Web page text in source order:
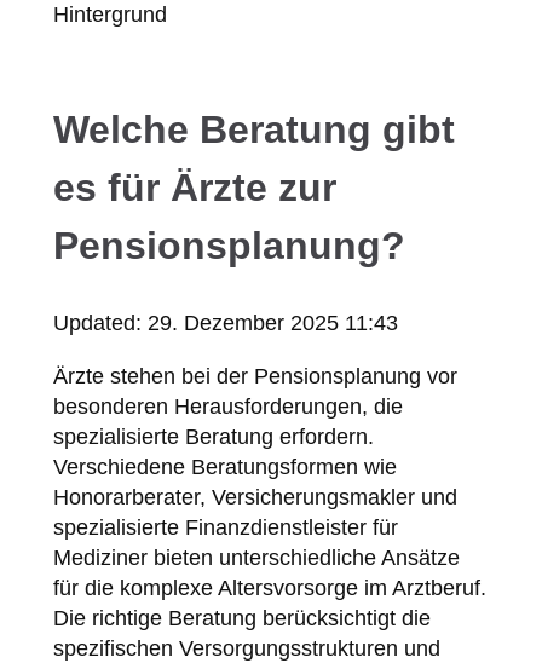
Welche Beratung gibt
es für Ärzte zur
Pensionsplanung?
Updated: 29. Dezember 2025 11:43
Ärzte stehen bei der Pensionsplanung vor
besonderen Herausforderungen, die
spezialisierte Beratung erfordern.
Verschiedene Beratungsformen wie
Honorarberater, Versicherungsmakler und
spezialisierte Finanzdienstleister für
Mediziner bieten unterschiedliche Ansätze
für die komplexe Altersvorsorge im Arztberuf.
Die richtige Beratung berücksichtigt die
spezifischen Versorgungsstrukturen und